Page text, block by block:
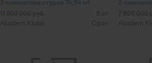
3-комнатная студия 76,94 м2
8 эт
Akadem Klubb
Сдан
2-
Akadem